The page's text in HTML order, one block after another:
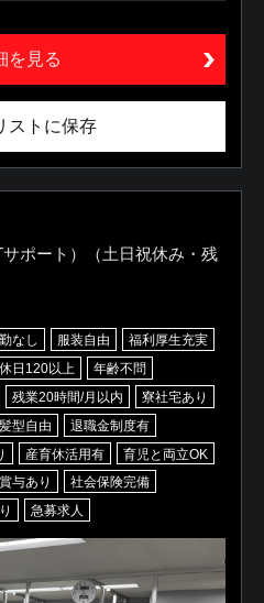
を見る
ストに保存
ポート）（土日祝休み・残
なし 服装自由
福利厚生充実
日120以上
年齢不問
残業20時間/月以内
寮社宅あり
髪型自由
退職金制度有
産育休活用有
育児と両立OK
賞与あり
社会保険完備
急募求人